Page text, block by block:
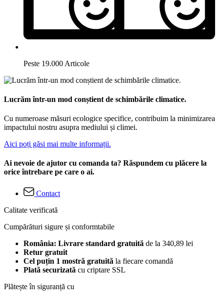
Peste 19.000 Articole
Lucrăm într-un mod conștient de schimbările climatice.
Cu numeroase măsuri ecologice specifice, contribuim la minimizarea
impactului nostru asupra mediului și climei.
Aici poți găsi mai multe informații.
Ai nevoie de ajutor cu comanda ta? Răspundem cu plăcere la
orice întrebare pe care o ai.
Contact
Calitate verificată
Cumpărături sigure și conformtabile
România: Livrare standard gratuită de la 340,89 lei
Retur gratuit
Cel puțin 1 mostră gratuită la fiecare comandă
Plată securizată cu criptare SSL
Plătește în siguranță cu